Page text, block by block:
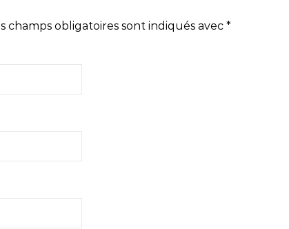
champs obligatoires sont indiqués avec *